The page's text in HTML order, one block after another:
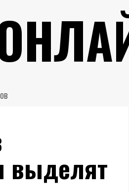
выделят